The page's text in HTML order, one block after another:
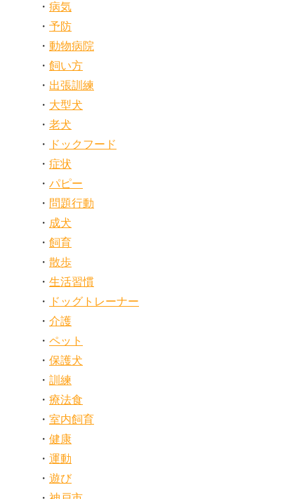
病気
予防
動物病院
飼い方
出張訓練
大型犬
老犬
ドックフード
症状
パピー
問題行動
成犬
飼育
散歩
生活習慣
ドッグトレーナー
介護
ペット
保護犬
訓練
療法食
室内飼育
健康
運動
遊び